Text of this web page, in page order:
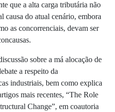
que a alta carga tributária não
causa do atual cenário, embora
as concorrenciais, devam ser
sobre a má alocação de
a respeito da
industriais, bem como explica
mais recentes, “The Role
Change”, em coautoria